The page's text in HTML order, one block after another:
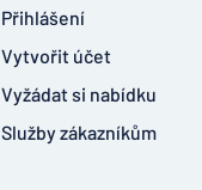
Přihlášení
Vytvořit účet
Vyžádat si nabídku
Služby zákazníkům